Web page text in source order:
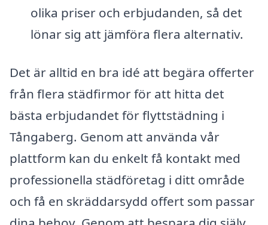
olika priser och erbjudanden, så det
lönar sig att jämföra flera alternativ.
Det är alltid en bra idé att begära offerter
från flera städfirmor för att hitta det
bästa erbjudandet för flyttstädning i
Tångaberg. Genom att använda vår
plattform kan du enkelt få kontakt med
professionella städföretag i ditt område
och få en skräddarsydd offert som passar